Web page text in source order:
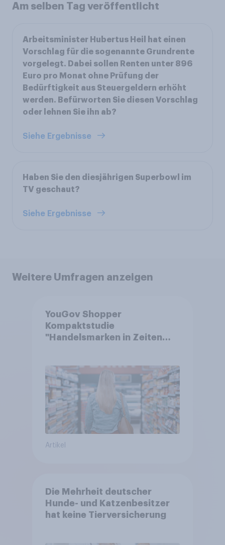
Am selben Tag veröffentlicht
Arbeitsminister Hubertus Heil hat einen
Vorschlag für die sogenannte Grundrente
vorgelegt. Dabei sollen Renten unter 896
Euro pro Monat ohne Prüfung der
Bedürftigkeit aus Steuergeldern erhöht
werden. Befürworten Sie diesen Vorschlag
oder lehnen Sie ihn ab?
Siehe Ergebnisse
Haben Sie den diesjährigen Superbowl im
TV geschaut?
Siehe Ergebnisse
Weitere Umfragen anzeigen
YouGov Shopper
Kompaktstudie
"Handelsmarken in Zeiten
Artikel
Die Mehrheit deutscher
Hunde- und Katzenbesitzer
hat keine Tierversicherung